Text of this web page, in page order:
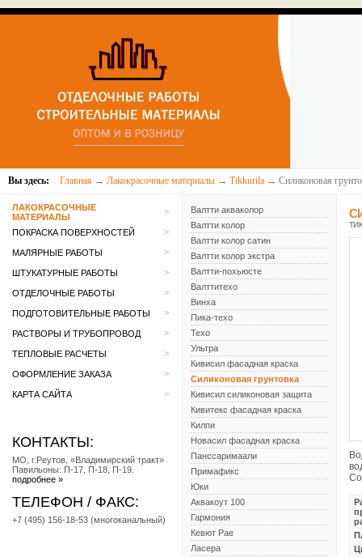
Вы здесь: Главная → Лакокрасочные материалы → Tikkurila → Силиконовая
ЛАКОКРАСОЧНЫЕ
МАТЕРИАЛЫ
>
ПОКРАСКА ПОВЕРХНОСТЕЙ >
МАЛЯРНЫЕ РАБОТЫ >
ШТУКАТУРНЫЕ РАБОТЫ >
ОТДЕЛОЧНЫЕ РАБОТЫ >
ПОДГОТОВИТЕЛЬНЫЕ РАБОТЫ >
РАСТВОРЫ И ТРУБОПРОВОД >
ТЕПЛОВЫЕ РАСЧЕТЫ >
ОФОРМЛЕНИЕ ЗАКАЗА >
КАРТА САЙТА >
КОНТАКТЫ:
МО, г.Реутов, «Владимирский тракт»
Павильоны: П-17, П-18, П-19.
подробнее »
ТЕЛЕФОН / ФАКС:
+7 (495) 156-18-53 (многоканальный)
Валтти акваколор
Валтти колор
Валтти колор сатин
Валтти колор экстра
Валтти-похьюсте
Валттитехо
Винха
Пика-техо
Техо
Ультра
Кивисил фасадная краска
Силиконовая грунтовка
Кивисил силиконовая защита
Кивитекс фасадная краска
Килпи
Новасил фасадная краска
Панссаримаали
Примафикс
Юки
Аквакоут 100
Гармония
Кевют Рае
Ласера